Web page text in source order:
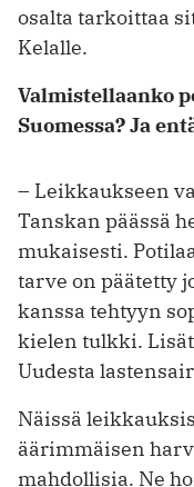
osalta tarkoittaa
Kelalle.
Valmistellaanko
Suomessa? Ja
– Leikkaukseen
Tanskan päässä
mukaisesti.
tarve on päätetty
kanssa tehtyyn
kielen tulkki.
Uudesta
Näissä
äärimmäisen
mahdollisia. Ne